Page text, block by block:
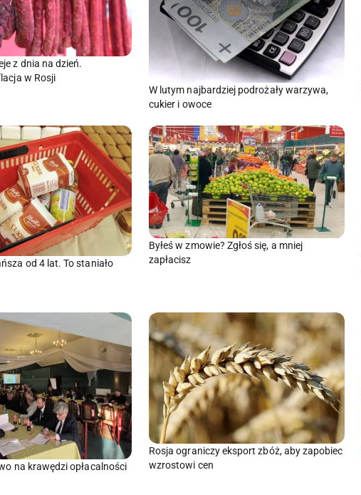
z dnia na dzień.
w Rosji
W lutym najbardziej podrożały warzywa,
cukier i owoce
od 4 lat. To staniało
Byłeś w zmowie? Zgłoś się, a mniej
zapłacisz
na krawędzi opłacalności
Rosja ograniczy eksport zbóż, aby zapobiec
wzrostowi cen